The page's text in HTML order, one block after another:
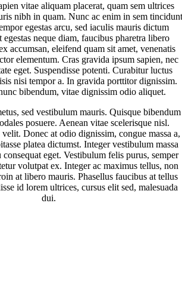
vitae aliquam placerat, quam sem ultrices
nibh in quam. Nunc ac enim in sem tincidunt
egestas arcu, sed iaculis mauris dictum
egestas neque diam, faucibus pharetra libero
accumsan, eleifend quam sit amet, venenatis
elementum. Cras gravida ipsum sapien, nec
eget. Suspendisse potenti. Curabitur luctus
nisi tempor a. In gravida porttitor dignissim.
bibendum, vitae dignissim odio aliquet.
sed vestibulum mauris. Quisque bibendum
posuere. Aenean vitae scelerisque nisl.
velit. Donec at odio dignissim, congue massa a,
platea dictumst. Integer vestibulum massa
eget. Vestibulum felis purus, semper
volutpat ex. Integer ac maximus tellus, non
at libero mauris. Phasellus faucibus at tellus
id lorem ultrices, cursus elit sed, malesuada
dui.